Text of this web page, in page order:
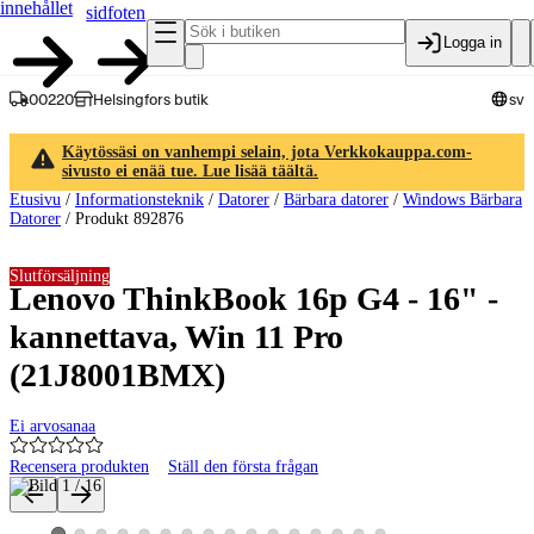
innehållet
sidfoten
Logga in
00220 Helsingfors butik sv
Käytössäsi on vanhempi selain, jota Verkkokauppa.com-
sivusto ei enää tue. Lue lisää täältä.
Etusivu / Informationsteknik / Datorer / Bärbara datorer / Windows Bärbara
Datorer / Produkt 892876
Lenovo ThinkBook 16p G4 - 16" -
kannettava, Win 11 Pro
(21J8001BMX)
Ei arvosanaa
Recensera produkten Ställ den första frågan
Slutförsäljning
Produktbilder och videor